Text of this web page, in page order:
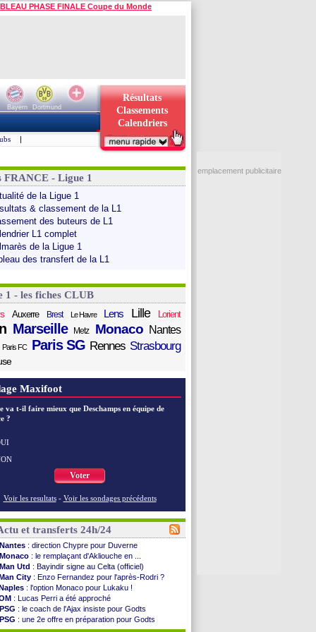
PHASE FINALE Coupe du Monde
Bayern
Dortmund
Résultats
Classements
Calendriers
|
FRANCE - Ligue 1
de la Ligue 1
& classement de la L1
des buteurs de L1
L1 complet
de la Ligue 1
des transfert de la L1
1 - les fiches CLUB
Auxerre Brest Le Havre Lens Lille Lorient
Marseille Metz Monaco Nantes
Paris FC Paris SG Rennes Strasbourg
Maxifoot
va t-il faire mieux que Deschamps en équipe de
?
Voter
Voir les resultats - Voir les sondages précédents
et transferts 24h/24
Nantes : direction Chypre pour Duverne
Monaco : le remplaçant d'Akliouche en ...
Man Utd : Bayindir signe au Celta (officiel)
City : Enzo Fernandez pour l'après-Rodri ?
: l'option Monaco pour Lukaku !
: Lucas Perri a été approché
PSG : le coach de l'Ajax insiste pour Godts
PSG : une 2e offre en préparation pour Godts
Francfort: Dina Ebimbe signe à Schalke (off.)
emplacement publicitaire